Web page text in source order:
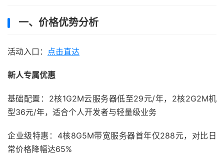
一、价格优势分析
活动入口： 点击直达
新人专属优惠‌
基础配置‌：2核1G2M云服务器低至29元/年，2核2G2M机
型36元/年，适合个人开发者与轻量级业务
企业级特惠‌：4核8G5M带宽服务器首年仅288元，对比日
常价格降幅达65%